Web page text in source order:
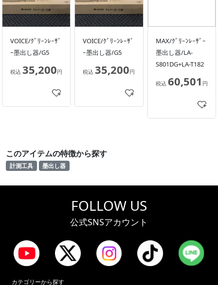
VOICE/ｸﾞﾘｰﾝﾚｰｻﾞ
ｰ墨出し器/G5
税込 35,200円
VOICE/ｸﾞﾘｰﾝﾚｰｻﾞ
ｰ墨出し器/G5
税込35,200円
MAX/ｸﾞﾘｰﾝﾚｰｻﾞｰ
墨出し器/LA-
S801DG+LA-T182
税込 60,501 円
このアイテムの特徴から探す
計測工具 墨出し器
FOLLOW US
公式SNSアカウント
カテゴリーから探す